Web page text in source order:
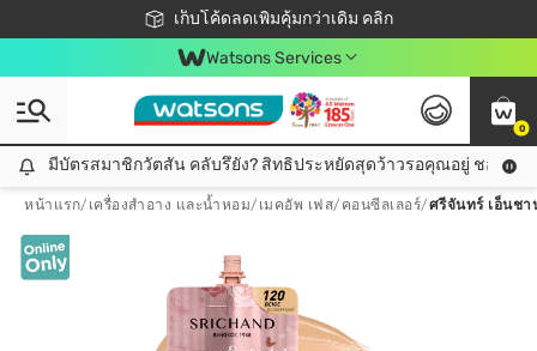
เก็บโค้ดลดเพิ่มคุ้มกว่าเดิม คลิก
ชอปออนไลน์ครั้งแรก ลดเพิ่มจุก ๆ 10%! 🎉
📦ส่งฟรี! เมื่อชอป 499฿
สมาชิกวัตสัน คลับดียังไง?
Watsons Services
0
มีบัตรสมาชิกวัตสัน คลับรึยัง? สิทธิประหยัดสุดว้าวรอคุณอยู่ ชอปคุ้มกว่าเดิม คลิก!
มีบัตรสมาชิกวัตสัน คลับรึยัง? สิทธิประหยัดสุดว้าวรอคุณอยู่ ชอปคุ้มก
หน้าแรก/ เครื่องสำอาง และน้ำหอม/ เมคอัพ เฟส/ คอนซีลเลอร์/ศรีจันทร์ เอ็นชา